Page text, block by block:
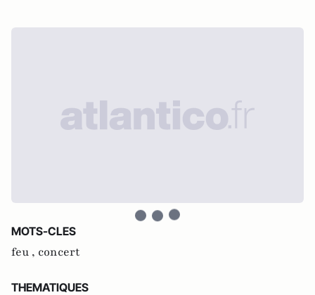
MOTS-CLES
feu , concert
THEMATIQUES